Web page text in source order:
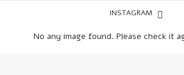
INSTAGRAM
No any image found. Please check it